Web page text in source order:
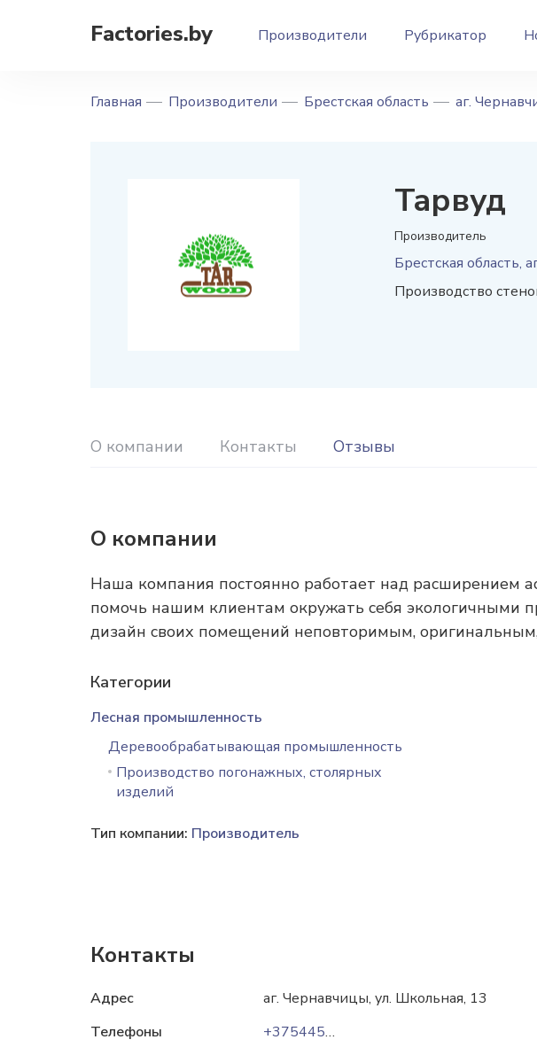
Factories.by Производители Рубрикатор
Главная Производители Брестская область аг.
Тарвуд
Производитель
Брестская область,
Производство
О компании Контакты Отзывы
О компании
Наша компания постоянно работает над расширением
помочь нашим клиентам окружать себя экологичными
дизайн своих помещений неповторимым,
Категории
Лесная промышленность
Деревообрабатывающая промышленность
Производство погонажных, столярных
изделий
Тип компании: Производитель
Контакты
Адрес
аг. Чернавчицы, ул. Школьная, 13
Телефоны
+375445552293